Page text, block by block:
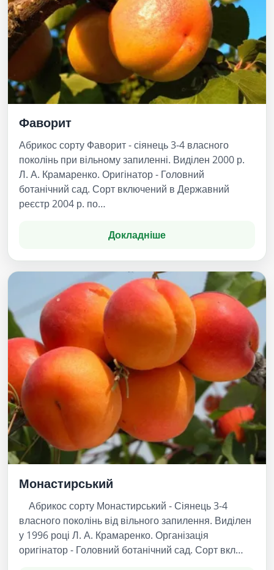
Фаворит
Абрикос сорту Фаворит - сіянець 3-4 власного
поколінь при вільному запиленні. Виділен 2000 р.
Л. А. Крамаренко. Оригінатор - Головний
ботанічний сад. Сорт включений в Державний
реєстр 2004 р. по…
Докладніше
Монастирський
Абрикос сорту Монастирський - Сіянець 3-4
власного поколінь від вільного запилення. Виділен
у 1996 році Л. А. Крамаренко. Організація
оригінатор - Головний ботанічний сад. Сорт вкл…